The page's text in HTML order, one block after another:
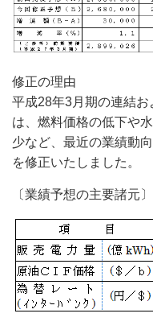
修正の理由
平成28年3月期の連結
は、燃料価格の低下や
少など、最近の業績動
を修正いたしました。
〔業績予想の主要諸元〕